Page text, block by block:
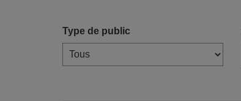
Type de public